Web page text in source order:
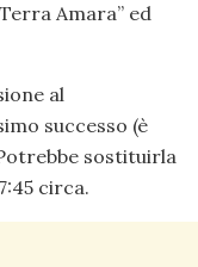
Amara” ed
al
successo (è
sostituirla
circa.